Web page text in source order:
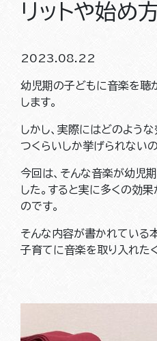
リットや始め
2023.08.22
幼児期の子どもに音楽を聴
します。
しかし、実際にはどのよう
つくらいしか挙げられない
今回は、そんな音楽が幼児
した。すると実に多くの効
のです。
そんな内容が書かれている
子育てに音楽を取り入れた